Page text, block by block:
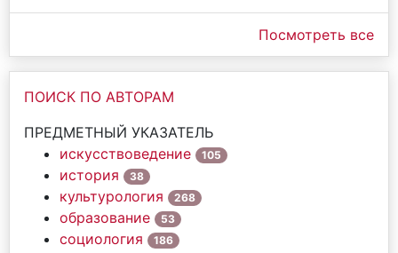
Посмотреть все
ПОИСК ПО АВТОРАМ
ПРЕДМЕТНЫЙ УКАЗАТЕЛЬ
искусствоведение
105
история 38
культурология 268
образование 53
социология 186